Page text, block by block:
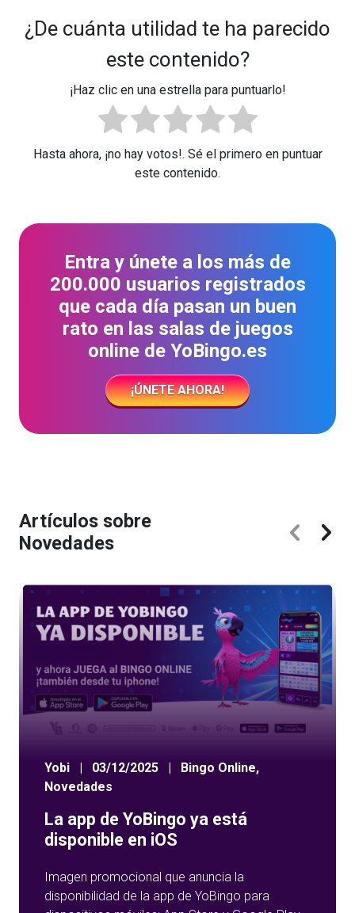
¿De cuánta utilidad te ha parecido
este contenido?
¡Haz clic en una estrella para puntuarlo!
Hasta ahora, ¡no hay votos!. Sé el primero en puntuar
este contenido.
Entra y únete a los más de
200.000 usuarios registrados
que cada día pasan un buen
rato en las salas de juegos
online de YoBingo.es
¡ÚNETE AHORA!
Artículos sobre
Novedades
Yobi 03/12/2025 Bingo Online,
Novedades
La app de YoBingo ya está
disponible en iOS
Imagen promocional que anuncia la
disponibilidad de la app de YoBingo para